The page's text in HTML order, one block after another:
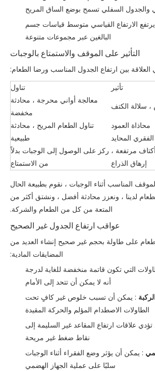
والجدول السفلي تسمح بوضع الساق المريح
الارتفاع القياسي متوسط ​​قياسات جسم
البالغين عبر مجموعات متنوعة
التأثير على الموقف والاستمتاع بالوجبات
العلاقة بين ارتفاع الجدول المناسب ورضا الطعام:
تأثير
تناول
سلالة الكتف
معالجة أواني محرجة ، محادثة
مخفضة
محاذاة العمود
الفقري المحايد
تناول الطعام المريح ، محادثة
طبيعية
أكتاف مرتفعة ،
إرهاق الذراع
ركز على الوصول إلى الوجبات بدلاً
من الاستمتاع
المناسب أثناء الوجبات ، نقوم بطبيعة الحال
لدينا ، ونعزز محادثة أفضل ، ونشتق أكثر من
المتعة من كل من الطعام والشركة.
عواقب ارتفاع الجدول غير الصحيح
على طاولة بحجم غير صحيح إنشاء العديد من
المضايقات المادية:
التي تكون قاتمة منخفضة للغاية لدرجة
أنه لا يمكن أن تتحد إلى الأمام
: يمكن أن تسبب خلوص غير كافٍ تحت
الطاولات الاصطدام المؤلم والحركة المقيدة
تؤدي علاقات ارتفاع المقاعد غير السليمة إلى
نقاط ضغط غير مريحة
: يمكن أن يؤثر وضع الفقراء أثناء الوجبات
سلبًا على عملية الجهاز الهضمي